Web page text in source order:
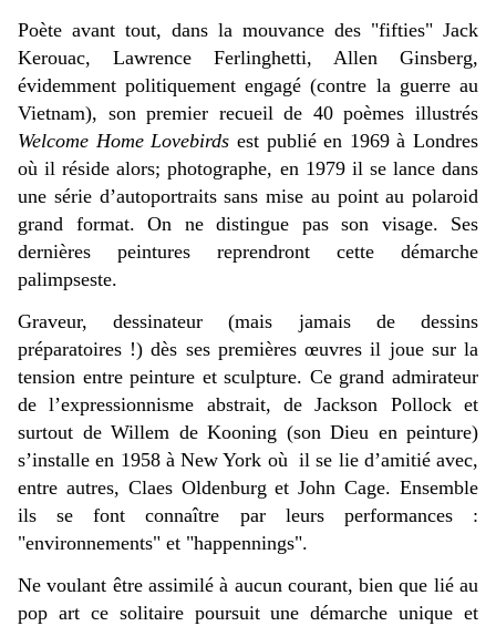
Poète avant tout, dans la mouvance des "fifties" Jack
Kerouac, Lawrence Ferlinghetti, Allen Ginsberg,
évidemment politiquement engagé (contre la guerre au
Vietnam), son premier recueil de 40 poèmes illustrés
Welcome Home Lovebirds est publié en 1969 à Londres
où il réside alors; photographe, en 1979 il se lance dans
une série d’autoportraits sans mise au point au polaroid
grand format. On ne distingue pas son visage. Ses
dernières peintures reprendront cette démarche
palimpseste.
Graveur, dessinateur (mais jamais de dessins
préparatoires !) dès ses premières œuvres il joue sur la
tension entre peinture et sculpture. Ce grand admirateur
de l’expressionnisme abstrait, de Jackson Pollock et
surtout de Willem de Kooning (son Dieu en peinture)
s’installe en 1958 à New York où il se lie d’amitié avec,
entre autres, Claes Oldenburg et John Cage. Ensemble
ils se font connaître par leurs performances :
"environnements" et "happennings".
Ne voulant être assimilé à aucun courant, bien que lié au
pop art ce solitaire poursuit une démarche unique et